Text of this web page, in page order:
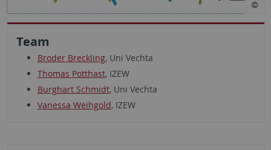
Team
Broder Breckling, Uni Vechta
Thomas Potthast, IZEW
Burghart Schmidt, Uni Vechta
Vanessa Weihgold, IZEW